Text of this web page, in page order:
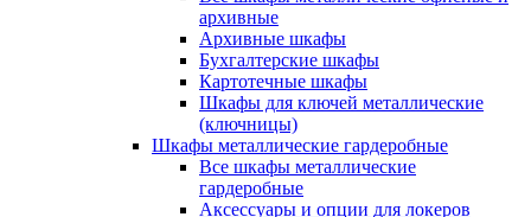
архивные
Архивные шкафы
Бухгалтерские шкафы
Картотечные шкафы
Шкафы для ключей металлические
(ключницы)
Шкафы металлические гардеробные
Все шкафы металлические
гардеробные
Аксессуары и опции для локеров